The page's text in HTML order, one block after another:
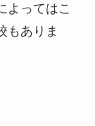
よってはこ
もありま